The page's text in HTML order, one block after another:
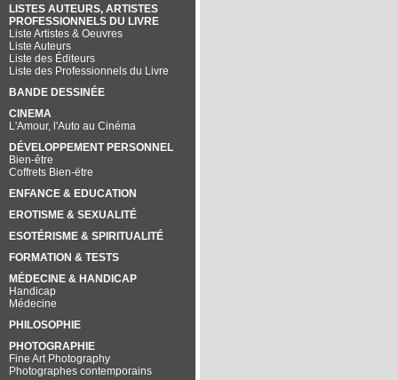
LISTES AUTEURS, ARTISTES
PROFESSIONNELS DU LIVRE
Liste Artistes & Oeuvres
Liste Auteurs
Liste des Éditeurs
Liste des Professionnels du Livre
BANDE DESSINÉE
CINEMA
L'Amour, l'Auto au Cinéma
DÉVELOPPEMENT PERSONNEL
Bien-être
Coffrets Bien-ëtre
ENFANCE & EDUCATION
EROTISME & SEXUALITÉ
ESOTÉRISME & SPIRITUALITÉ
FORMATION & TESTS
MÉDECINE & HANDICAP
Handicap
Médecine
PHILOSOPHIE
PHOTOGRAPHIE
Fine Art Photography
Photographes contemporains